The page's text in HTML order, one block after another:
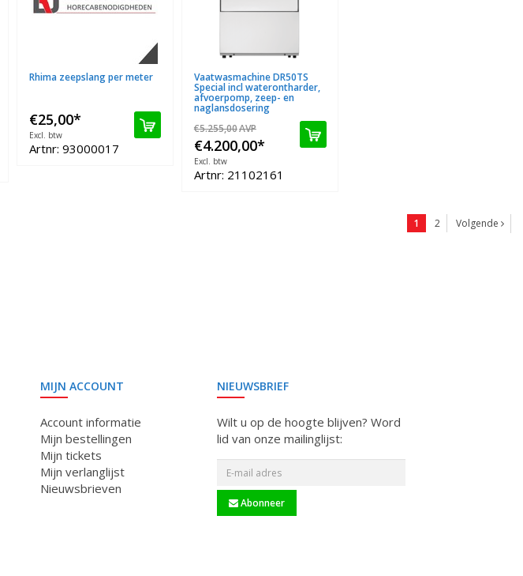
Rhima zeepslang per meter
€25,00*
Excl. btw
Artnr: 93000017
Vaatwasmachine DR50TS
Special incl waterontharder,
afvoerpomp, zeep- en
naglansdosering
€5.255,00AVP
€4.200,00*
Excl. btw
Artnr: 21102161
1 2 Volgende
MIJN ACCOUNT
Account informatie
Mijn bestellingen
Mijn tickets
Mijn verlanglijst
Nieuwsbrieven
NIEUWSBRIEF
Wilt u op de hoogte blijven? Word
lid van onze mailinglijst:
Abonneer